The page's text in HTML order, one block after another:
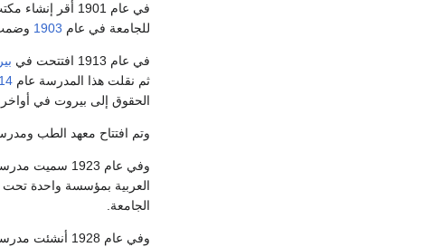
في عام 1901
للجامعة في عام 1903 وضمت
في عام 1913 افتتحت في
ثم نقلت هذا المدرسة عام
الحقوق إلى بيروت في أواخر
وتم افتتاح معهد الطب
وفي عام 1923
العربية بمؤسسة واحدة
الجامعة.